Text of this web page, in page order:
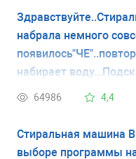
набрала немного
набирает
64986 4,4
Стиральная машина
выборе программы